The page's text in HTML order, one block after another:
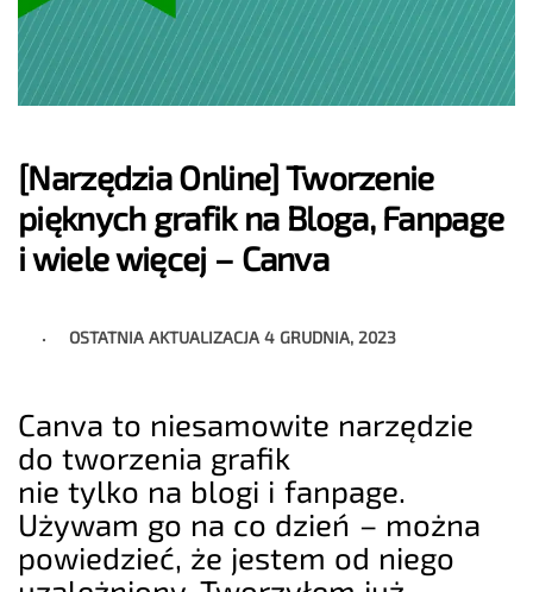
[Narzędzia Online] Tworzenie
pięknych grafik na Bloga, Fanpage
i wiele więcej – Canva
OSTATNIA AKTUALIZACJA4 GRUDNIA, 2023
Canva to niesamowite narzędzie
do tworzenia grafik
nie tylko na blogi i fanpage.
Używam go na co dzień – można
powiedzieć, że jestem od niego